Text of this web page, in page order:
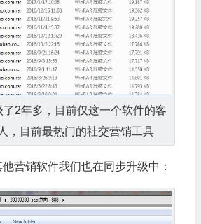
了2年多，目前仅这一个软件的客
，目前最热门的社交营销工具
营销软件我们也在同步升级中：